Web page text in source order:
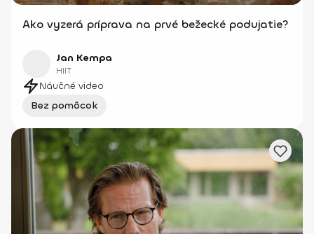
Ako vyzerá príprava na prvé bežecké podujatie?
Jan Kempa
HIIT
Náučné video
Bez pomôcok